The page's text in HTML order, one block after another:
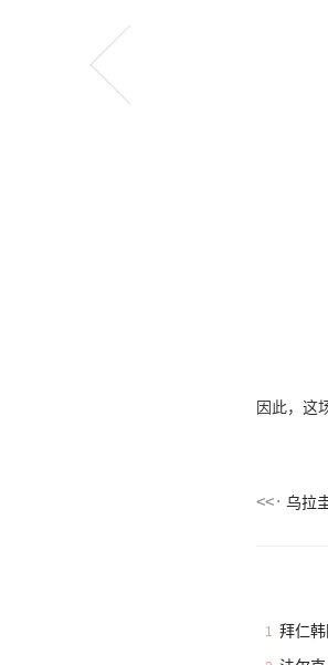
因此，这
1 拜仁